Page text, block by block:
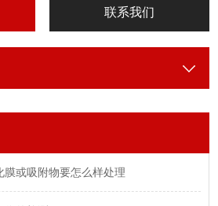
联系我们
或吸附物要怎么样处理